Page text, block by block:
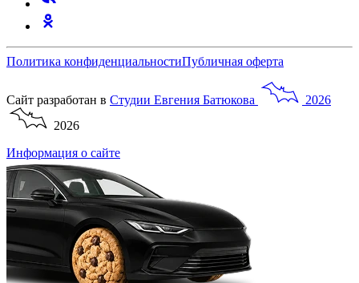
Политика конфиденциальностиПубличная оферта
Сайт разработан в Студии Евгения Батюкова
2026
2026
Информация о сайте